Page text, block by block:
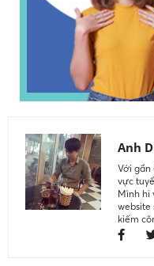
Anh
Với gần
vực
Mình hi
website
kiếm